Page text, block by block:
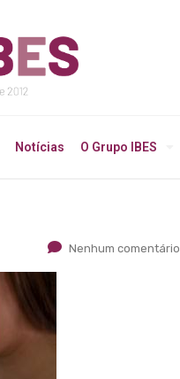
Notícias O Grupo IBES
Nenhum comentário